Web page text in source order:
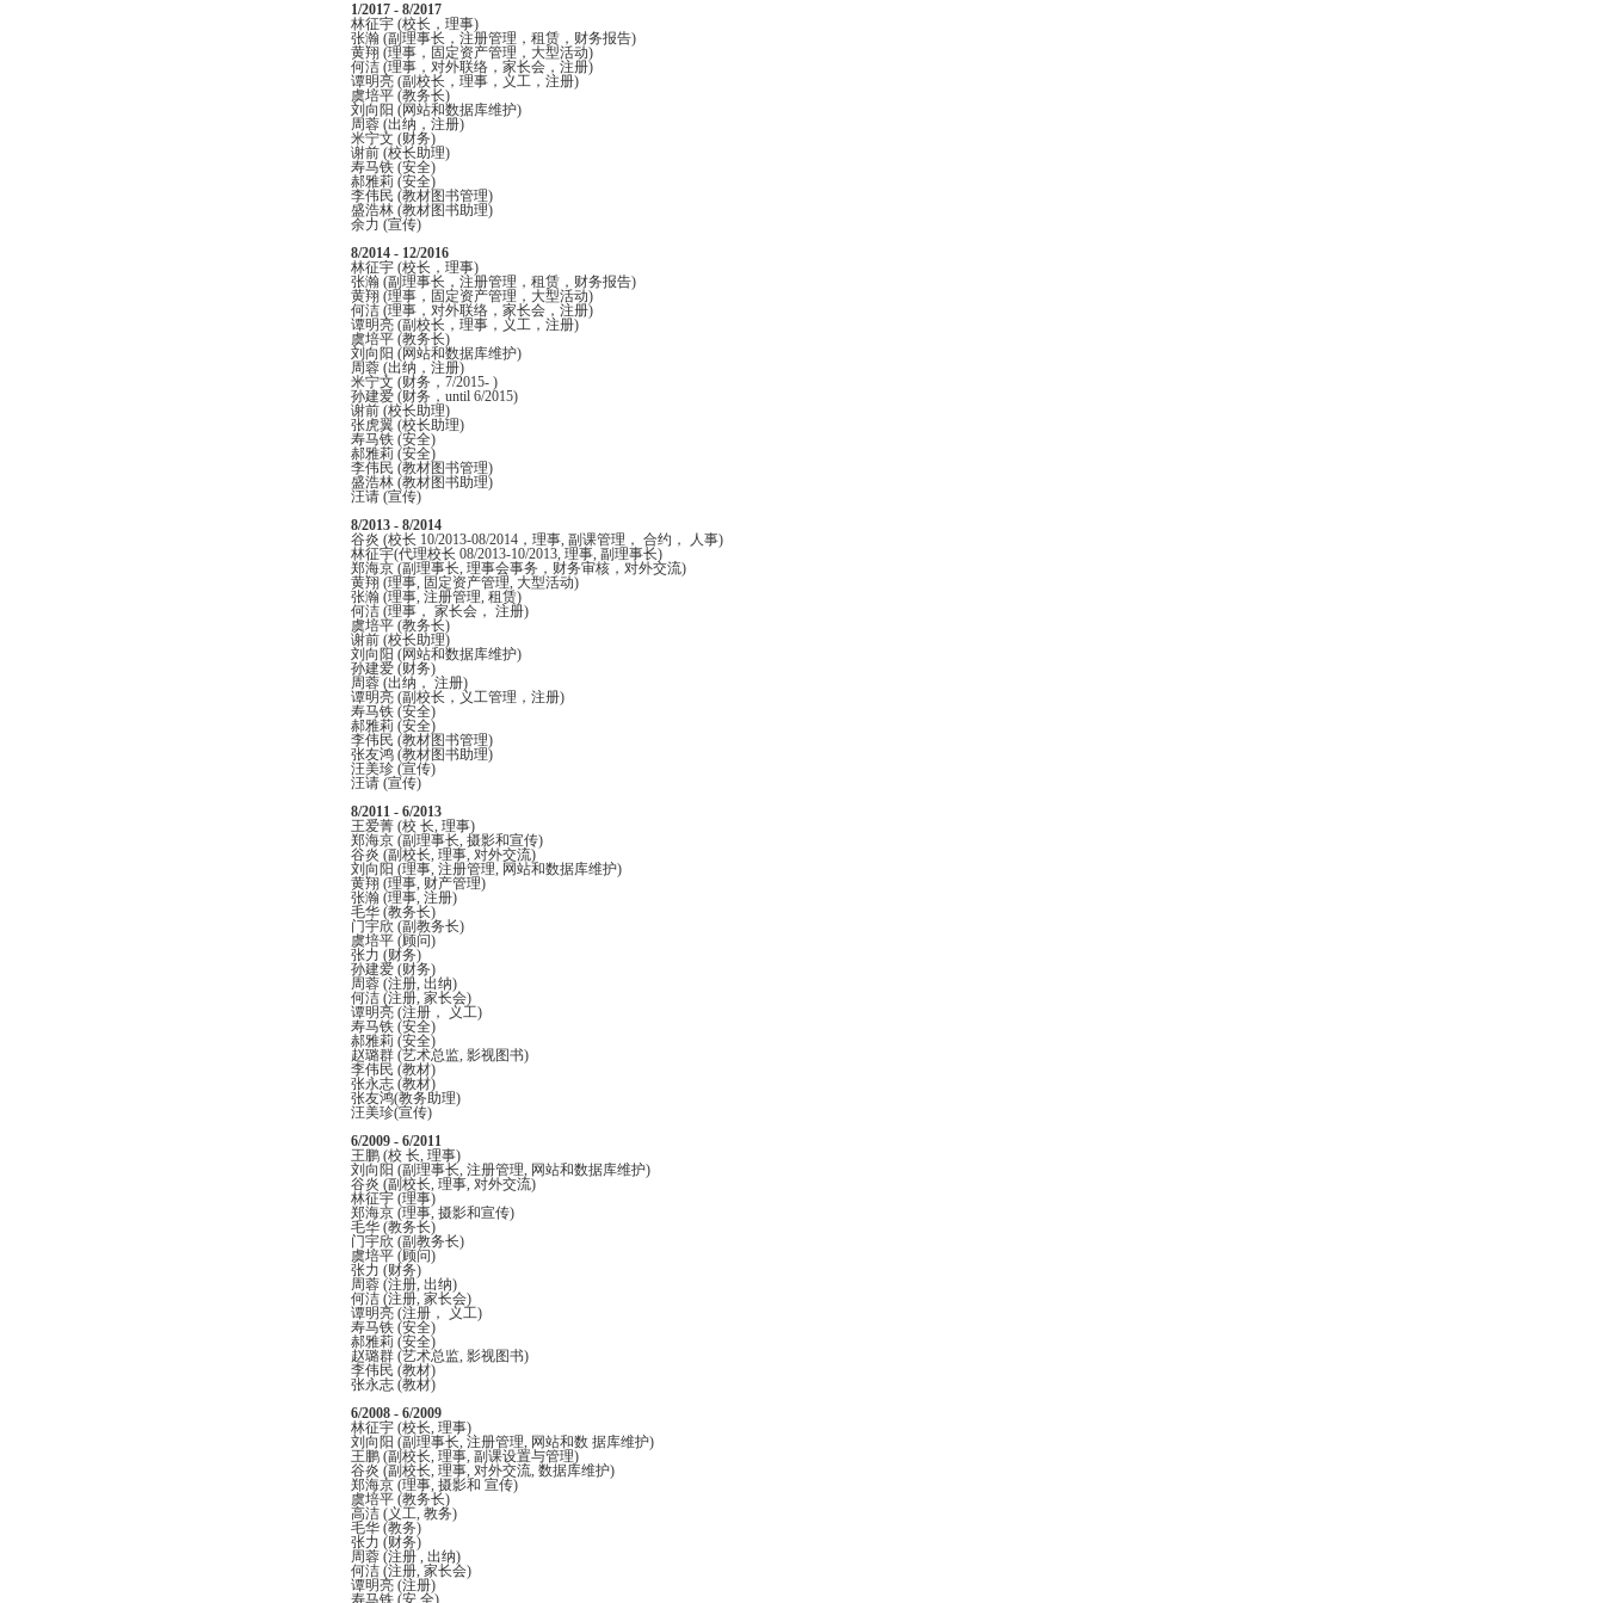
1/2017 - 8/2017
林征宇 (校长，理事)
张瀚 (副理事长，注册管理，租赁，财务报告)
黄翔 (理事，固定资产管理，大型活动)
何洁 (理事，对外联络，家长会，注册)
谭明亮 (副校长，理事，义工，注册)
虞培平 (教务长)
刘向阳 (网站和数据库维护)
周蓉 (出纳，注册)
米宁文 (财务)
谢前 (校长助理)
寿马铁 (安全)
郝雅莉 (安全)
李伟民 (教材图书管理)
盛浩林 (教材图书助理)
余力 (宣传)
8/2014 - 12/2016
林征宇 (校长，理事)
张瀚 (副理事长，注册管理，租赁，财务报告)
黄翔 (理事，固定资产管理，大型活动)
何洁 (理事，对外联络，家长会，注册)
谭明亮 (副校长，理事，义工，注册)
虞培平 (教务长)
刘向阳 (网站和数据库维护)
周蓉 (出纳，注册)
米宁文 (财务，7/2015- )
孙建爱 (财务，until 6/2015)
谢前 (校长助理)
张虎翼 (校长助理)
寿马铁 (安全)
郝雅莉 (安全)
李伟民 (教材图书管理)
盛浩林 (教材图书助理)
汪请 (宣传)
8/2013 - 8/2014
谷炎 (校长 10/2013-08/2014，理事, 副课管理， 合约， 人事)
林征宇(代理校长 08/2013-10/2013, 理事, 副理事长)
郑海京 (副理事长, 理事会事务，财务审核，对外交流)
黄翔 (理事, 固定资产管理, 大型活动)
张瀚 (理事, 注册管理, 租赁)
何洁 (理事， 家长会， 注册)
虞培平 (教务长)
谢前 (校长助理)
刘向阳 (网站和数据库维护)
孙建爱 (财务)
周蓉 (出纳， 注册)
谭明亮 (副校长，义工管理，注册)
寿马铁 (安全)
郝雅莉 (安全)
李伟民 (教材图书管理)
张友鸿 (教材图书助理)
汪美珍 (宣传)
汪请 (宣传)
8/2011 - 6/2013
王爱菁 (校 长, 理事)
郑海京 (副理事长, 摄影和宣传)
谷炎 (副校长, 理事, 对外交流)
刘向阳 (理事, 注册管理, 网站和数据库维护)
黄翔 (理事, 财产管理)
张瀚 (理事, 注册)
毛华 (教务长)
门宇欣 (副教务长)
虞培平 (顾问)
张力 (财务)
孙建爱 (财务)
周蓉 (注册, 出纳)
何洁 (注册, 家长会)
谭明亮 (注册， 义工)
寿马铁 (安全)
郝雅莉 (安全)
赵璐群 (艺术总监, 影视图书)
李伟民 (教材)
张永志 (教材)
张友鸿(教务助理)
汪美珍(宣传)
6/2009 - 6/2011
王鹏 (校 长, 理事)
刘向阳 (副理事长, 注册管理, 网站和数据库维护)
谷炎 (副校长, 理事, 对外交流)
林征宇 (理事)
郑海京 (理事, 摄影和宣传)
毛华 (教务长)
门宇欣 (副教务长)
虞培平 (顾问)
张力 (财务)
周蓉 (注册, 出纳)
何洁 (注册, 家长会)
谭明亮 (注册， 义工)
寿马铁 (安全)
郝雅莉 (安全)
赵璐群 (艺术总监, 影视图书)
李伟民 (教材)
张永志 (教材)
6/2008 - 6/2009
林征宇 (校长, 理事)
刘向阳 (副理事长, 注册管理, 网站和数 据库维护)
王鹏 (副校长, 理事, 副课设置与管理)
谷炎 (副校长, 理事, 对外交流, 数据库维护)
郑海京 (理事, 摄影和 宣传)
虞培平 (教务长)
高洁 (义工, 教务)
毛华 (教务)
张力 (财务)
周蓉 (注册 , 出纳)
何洁 (注册, 家长会)
谭明亮 (注册)
寿马铁 (安 全)